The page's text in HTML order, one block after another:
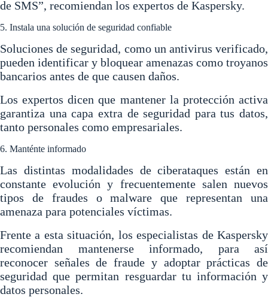
de SMS”, recomiendan los expertos de Kaspersky.
5. Instala una solución de seguridad confiable
Soluciones de seguridad, como un antivirus verificado,
pueden identificar y bloquear amenazas como troyanos
bancarios antes de que causen daños.
Los expertos dicen que mantener la protección activa
garantiza una capa extra de seguridad para tus datos,
tanto personales como empresariales.
6. Manténte informado
Las distintas modalidades de ciberataques están en
constante evolución y frecuentemente salen nuevos
tipos de fraudes o malware que representan una
amenaza para potenciales víctimas.
Frente a esta situación, los especialistas de Kaspersky
recomiendan mantenerse informado, para así
reconocer señales de fraude y adoptar prácticas de
seguridad que permitan resguardartu información y
datos personales.